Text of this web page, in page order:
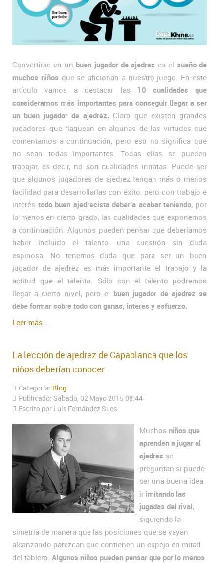
Convertirse en un buen jugador de ajedrez es el sueño de
muchos niños que se aficionan a nuestro juego. En este
artículo vamos a destacar las 10 cualidades que
consideramos más importantes para conseguir llegar a ser
un buen jugador de ajedrez. Claro que existen grandes
jugadores que flaquean en algunas de las virtudes que
comentamos a continuación, pero eso no significa que
no sean todas importantes. Todas ellas se pueden
trabajar, es decir, no son cualidades innatas. Puede ser
que algunos jugadores de ajedrez tengan más o menos
facilidad para desarrollarlas con éxito, pero con trabajo e
interés todo buen ajedrecista debería acabar teniendo, por
lo menos en cierto grado, las cualidades que exponemos
a continuación. Algunos pueden pensar que deberíamos
haber incluido el talento, una cuestión sin duda
espinosa. No tenemos duda que para ser un buen
jugador de ajedrez es más importante el trabajo y la
actitud que el talento. Sólo con el talento podremos
llegar a cierto nivel, pero el buen jugador de ajedrez se
debe formar sobre todo con ganas, interés y esfuerzo.
Leer más...
La lección de ajedrez de Capablanca que los
niños deberían conocer
Categoría: Blog
Publicado: Sábado, 02 Mayo 2015 08:44
Escrito por Luís Fernández Siles
Muchos niños que
aprenden a jugar al
ajedrez se
preguntan si puede
ser una buena idea
ir imitando las
jugadas del rival,
siguiendo la
simetría de manera que las posiciones que se vayan
alcanzando parezcan que contienen un espejo en mitad
del tablero. Algunos niños pueden pensar que por lo menos